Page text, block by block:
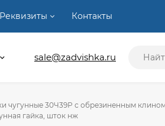
Реквизиты Контакты
sale@zadvishka.ru
чугунные 30Ч39Р с обрезиненным
гайка, шток нж